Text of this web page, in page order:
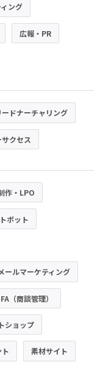
ング
広報・PR
ードナーチャリング
クセス
作・LPO
ボット
ールマーケティング
（商談管理）
ショップ
素材サイト